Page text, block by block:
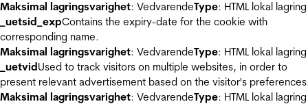
Maksimal lagringsvarighet: VedvarendeType: HTML lokal lagring
_uetsid_expContains the expiry-date for the cookie with
corresponding name.
Maksimal lagringsvarighet: VedvarendeType: HTML lokal lagring
_uetvidUsed to track visitors on multiple websites, in order to
present relevant advertisement based on the visitor's
Maksimal lagringsvarighet: VedvarendeType: HTML lokal lagring